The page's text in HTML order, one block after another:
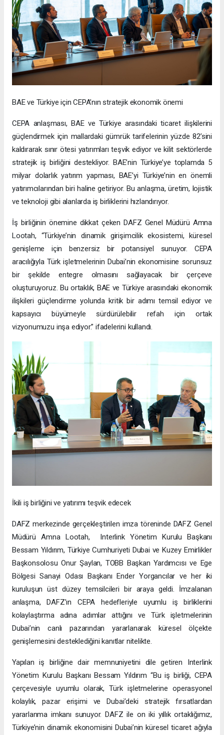
BAE ve Türkiye için CEPA’nın stratejik ekonomik önemi
CEPA anlaşması, BAE ve Türkiye arasındaki ticaret ilişkilerini
güçlendirmek için mallardaki gümrük tarifelerinin yüzde 82’sini
kaldırarak sınır ötesi yatırımları teşvik ediyor ve kilit sektörlerde
stratejik iş birliğini destekliyor. BAE’nin Türkiye’ye toplamda 5
milyar dolarlık yatırım yapması, BAE’yi Türkiye’nin en önemli
yatırımcılarından biri haline getiriyor. Bu anlaşma, üretim, lojistik
ve teknoloji gibi alanlarda iş birliklerini hızlandırıyor.
İş birliğinin önemine dikkat çeken DAFZ Genel Müdürü Amna
Lootah, “Türkiye’nin dinamik girişimcilik ekosistemi, küresel
genişleme için benzersiz bir potansiyel sunuyor. CEPA
aracılığıyla Türk işletmelerinin Dubai’nin ekonomisine sorunsuz
bir şekilde entegre olmasını sağlayacak bir çerçeve
oluşturuyoruz. Bu ortaklık, BAE ve Türkiye arasındaki ekonomik
ilişkileri güçlendirme yolunda kritik bir adımı temsil ediyor ve
kapsayıcı büyümeyle sürdürülebilir refah için ortak
vizyonumuzu inşa ediyor.” ifadelerini kullandı.
İkili iş birliğini ve yatırımı teşvik edecek
DAFZ merkezinde gerçekleştirilen imza töreninde DAFZ Genel
Müdürü Amna Lootah, Interlink Yönetim Kurulu Başkanı
Bessam Yıldırım, Türkiye Cumhuriyeti Dubai ve Kuzey Emirlikler
Başkonsolosu Onur Şaylan, TOBB Başkan Yardımcısı ve Ege
Bölgesi Sanayi Odası Başkanı Ender Yorgancılar ve her iki
kuruluşun üst düzey temsilcileri bir araya geldi. İmzalanan
anlaşma, DAFZ’ın CEPA hedefleriyle uyumlu iş birliklerini
kolaylaştırma adına adımlar attığını ve Türk işletmelerinin
Dubai’nin canlı pazarından yararlanarak küresel ölçekte
genişlemesini desteklediğini kanıtlar nitelikte.
Yapılan iş birliğine dair memnuniyetini dile getiren Interlink
Yönetim Kurulu Başkanı Bessam Yıldırım “Bu iş birliği, CEPA
çerçevesiyle uyumlu olarak, Türk işletmelerine operasyonel
kolaylık, pazar erişimi ve Dubai’deki stratejik fırsatlardan
yararlanma imkanı sunuyor. DAFZ ile on iki yıllık ortaklığımız,
Türkiye’nin dinamik ekonomisini Dubai’nin küresel ticaret ağıyla